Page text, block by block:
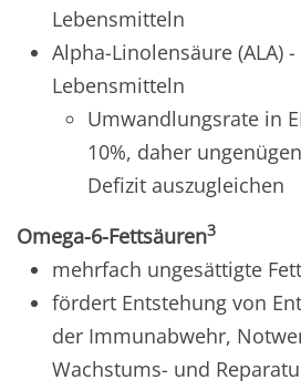
Lebensmitteln
Alpha-Linolensäure (ALA)
Lebensmitteln
Umwandlungsrate in
10%, daher
Defizit auszugleichen
Omega-6-Fettsäuren3
mehrfach ungesättigte
fördert Entstehung von
der Immunabwehr,
Wachstums- und